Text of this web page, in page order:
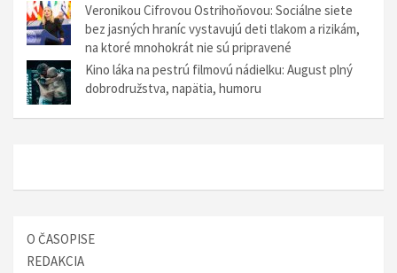
Veronikou Cifrovou Ostrihoňovou: Sociálne siete
bez jasných hraníc vystavujú deti tlakom a rizikám,
na ktoré mnohokrát nie sú pripravené
Kino láka na pestrú filmovú nádielku: August plný
dobrodružstva, napätia, humoru
O ČASOPISE
REDAKCIA